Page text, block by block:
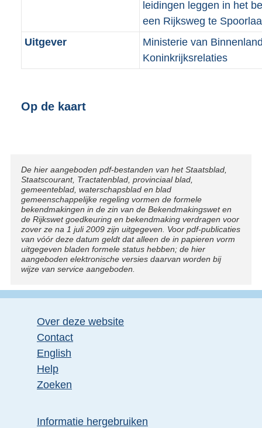
leidingen leggen in het
een Rijksweg te
Uitgever
Ministerie van
Koninkrijksrelaties
Op de kaart
Disclaimer
De hier aangeboden pdf-bestanden van het Staatsblad,
Staatscourant, Tractatenblad, provinciaal blad,
gemeenteblad, waterschapsblad en blad
gemeenschappelijke regeling vormen de formele
bekendmakingen in de zin van de Bekendmakingswet en
de Rijkswet goedkeuring en bekendmaking verdragen voor
zover ze na 1 juli 2009 zijn uitgegeven. Voor pdf-publicaties
van vóór deze datum geldt dat alleen de in papieren vorm
uitgegeven bladen formele status hebben; de hier
aangeboden elektronische versies daarvan worden bij
wijze van service aangeboden.
Over deze website
Contact
English
Help
Zoeken
Informatie hergebruiken